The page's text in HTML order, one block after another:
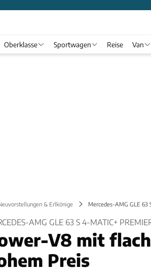
Oberklasse Sportwagen Reise Van
& Erlkönige Mercedes-AMG GLE
AMG GLE 63 S 4-MATIC+
V8 mit
Preis